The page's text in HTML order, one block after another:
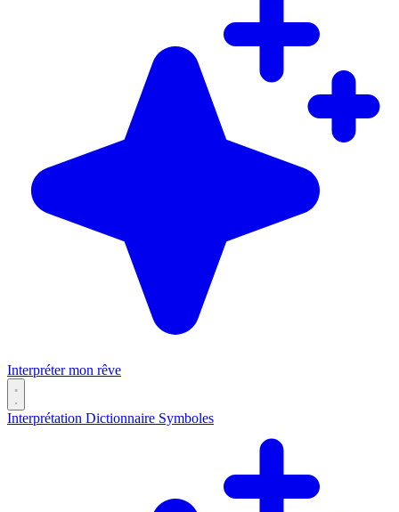
Interpréter mon rêve
Interprétation Dictionnaire Symboles